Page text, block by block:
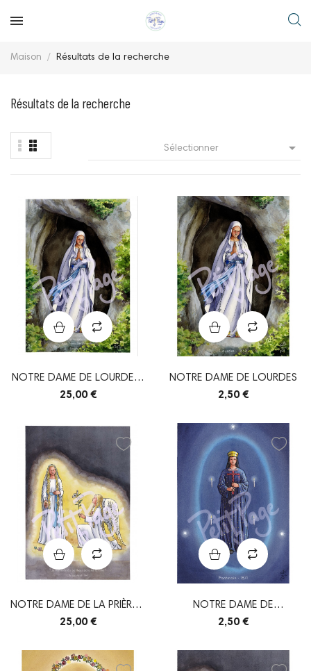
Maison Résultats de la recherche
Résultats de la recherche
Sélectionner 
NOTRE DAME DE LOURDES-
AFFICHE A3
25,00 €
NOTRE DAME DE LOURDES
2,50 €
NOTRE DAME DE LA PRIÈRE -
AFFICHE A3
25,00 €
NOTRE DAME DE
PONTMAIN
2,50 €